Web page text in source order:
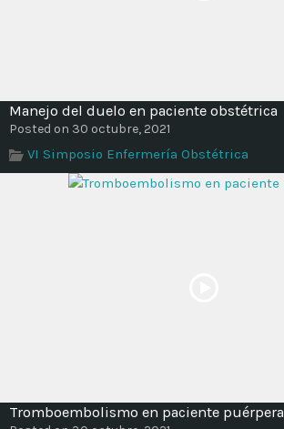
Manejo del duelo en paciente obstétrica
Posted on 30 octubre, 2021
VI Simposio Enfermería Obstétrica
Tromboembolismo en paciente puérpera